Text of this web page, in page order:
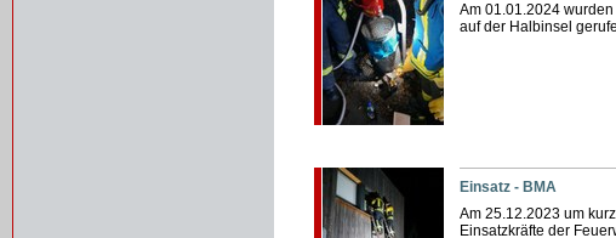
Am 01.01.2024
auf der Halbinsel
Einsatz - BMA
Am 25.12.2023 um
Einsatzkräfte der